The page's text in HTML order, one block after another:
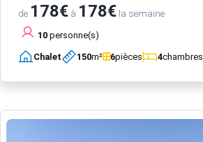
de 178€ à 178€ la semaine
10 personne(s)
Chalet 150m² 6pièces 4chambres